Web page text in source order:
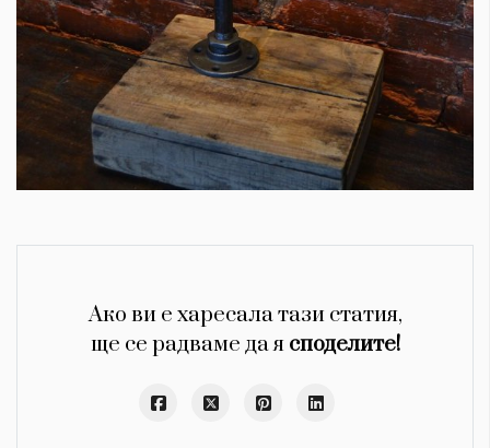
Ако ви е харесала тази статия,
ще се радваме да я споделите!